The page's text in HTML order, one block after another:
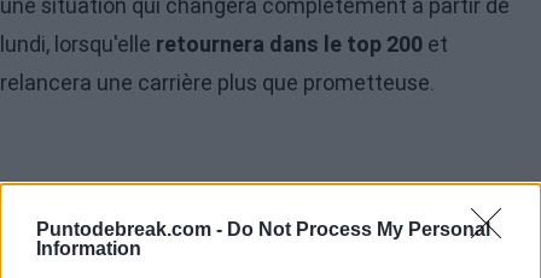
Puntodebreak.com - Do Not Process My Personal
Information
lundi, lorsqu'elle retournera dans le top 200 et
relancera une carrière plus que prometteuse.